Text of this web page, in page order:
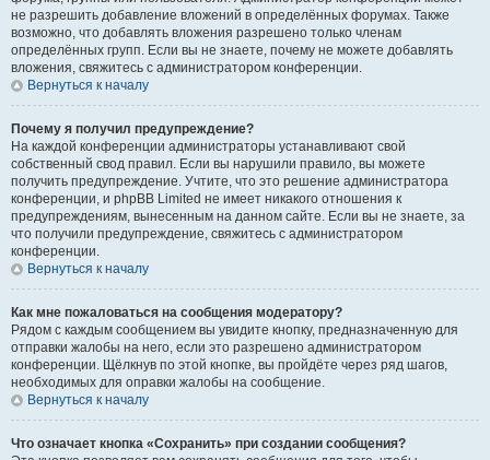
не разрешить добавление вложений в определённых форумах. Также
возможно, что добавлять вложения разрешено только членам
определённых групп. Если вы не знаете, почему не можете добавлять
вложения, свяжитесь с администратором конференции.
Вернуться к началу
Почему я получил предупреждение?
На каждой конференции администраторы устанавливают свой
собственный свод правил. Если вы нарушили правило, вы можете
получить предупреждение. Учтите, что это решение администратора
конференции, и phpBB Limited не имеет никакого отношения к
предупреждениям, вынесенным на данном сайте. Если вы не знаете, за
что получили предупреждение, свяжитесь с администратором
конференции.
Вернуться к началу
Как мне пожаловаться на сообщения модератору?
Рядом с каждым сообщением вы увидите кнопку, предназначенную для
отправки жалобы на него, если это разрешено администратором
конференции. Щёлкнув по этой кнопке, вы пройдёте через ряд шагов,
необходимых для оправки жалобы на сообщение.
Вернуться к началу
Что означает кнопка «Сохранить» при создании сообщения?